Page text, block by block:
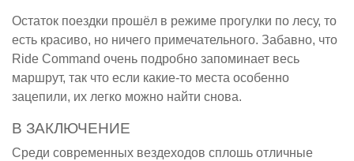
Остаток поездки прошёл в режиме прогулки по лесу, то
есть красиво, но ничего примечательного. Забавно, что
Ride Command очень подробно запоминает весь
маршрут, так что если какие-то места особенно
зацепили, их легко можно найти снова.
В ЗАКЛЮЧЕНИЕ
Среди современных вездеходов сплошь отличные